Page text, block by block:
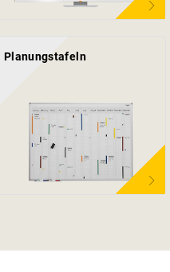
Planungstafeln